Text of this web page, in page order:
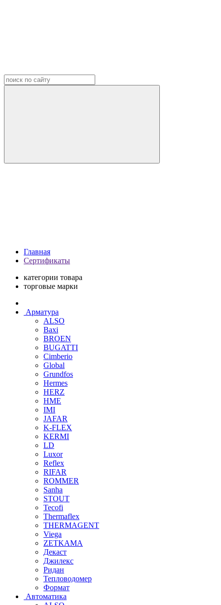
Главная
Сертификаты
категории товара
торговые марки
Арматура
ALSO
Baxi
BROEN
BUGATTI
Cimberio
Global
Grundfos
Hermes
HERZ
HME
IMI
JAFAR
K-FLEX
KERMI
LD
Luxor
Reflex
RIFAR
ROMMER
Sanha
STOUT
Tecofi
Thermaflex
THERMAGENT
Viega
ZETKAMA
Декаст
Джилекс
Ридан
Тепловодомер
Формат
Автоматика